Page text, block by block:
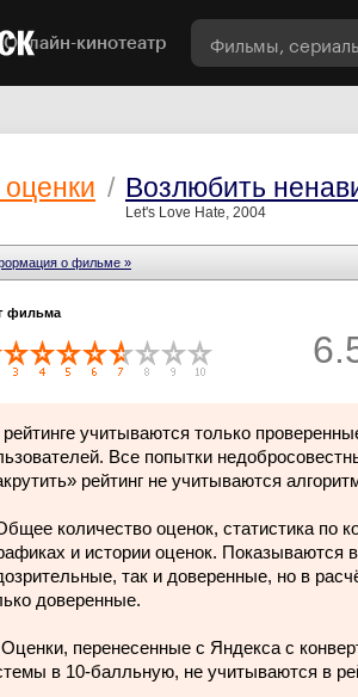
Онлайн-кинотеатр
/ Возлюбить
Let's Love Hate, 2004
о фильме »
фильма
учитываются только
Все попытки
рейтинг не учитываются
количество оценок, статистика по
и истории оценок. Показываются
так и доверенные, но в
доверенные.
перенесенные с Яндекса с
в 10-балльную, не учитываются в